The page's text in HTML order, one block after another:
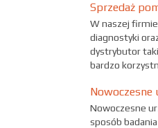
Sprzedaż
W naszej
diagnostyki
dystrybutor
bardzo
Nowoczesne
Nowoczesne
sposób